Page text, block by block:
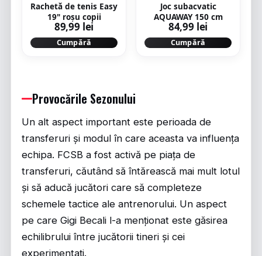
Rachetă de tenis Easy
19" roșu copii
89,99 lei
Cumpără
Joc subacvatic
AQUAWAY 150 cm
84,99 lei
Cumpără
Provocările Sezonului
Un alt aspect important este perioada de
transferuri și modul în care aceasta va influența
echipa. FCSB a fost activă pe piața de
transferuri, căutând să întărească mai mult lotul
și să aducă jucători care să completeze
schemele tactice ale antrenorului. Un aspect
pe care Gigi Becali l-a menționat este găsirea
echilibrului între jucătorii tineri și cei
experimentați.